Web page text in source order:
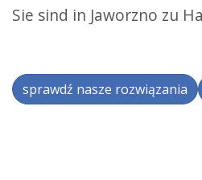
Sie sind in Jaworzno zu
sprawdź nasze rozwiązania